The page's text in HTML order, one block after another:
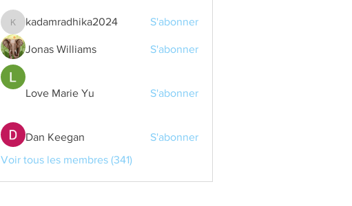
kadamradhika2024
kadamradhika2024 S'abonner
Jonas Williams S'abonner
Love Marie Yu S'abonner
Dan Keegan
S'abonner
Voir tous les membres (341)